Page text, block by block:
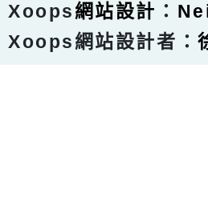
Xoops網站設計 ：
Xoops網站設計者：